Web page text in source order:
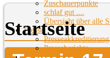
Zuschauerpunkte
schlaf gut ....
Übersicht über alle
Presse
Presseakkreditierung
Presseberichte
Startseite